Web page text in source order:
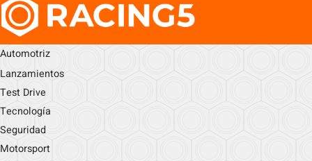
Automotriz
Lanzamientos
Test Drive
Tecnología
Seguridad
Motorsport